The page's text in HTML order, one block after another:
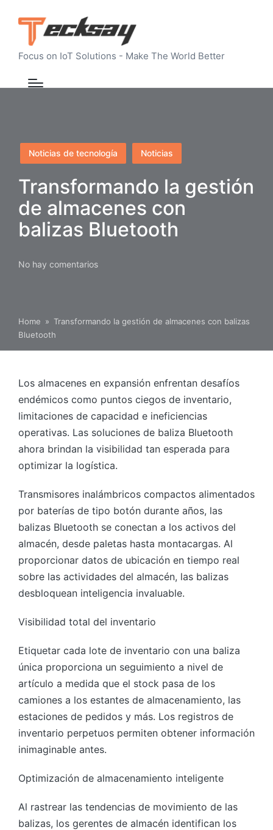
Focus on IoT Solutions - Make The World Better
Publicado
en
Noticias de tecnología Noticias
Transformando la gestión
de almacenes con
balizas Bluetooth
No hay comentarios
Home » Transformando la gestión de almacenes con balizas
Bluetooth
Los almacenes en expansión enfrentan desafíos
endémicos como puntos ciegos de inventario,
limitaciones de capacidad e ineficiencias
operativas. Las soluciones de baliza Bluetooth
ahora brindan la visibilidad tan esperada para
optimizar la logística.
Transmisores inalámbricos compactos alimentados
por baterías de tipo botón durante años, las
balizas Bluetooth se conectan a los activos del
almacén, desde paletas hasta montacargas. Al
proporcionar datos de ubicación en tiempo real
sobre las actividades del almacén, las balizas
desbloquean inteligencia invaluable.
Visibilidad total del inventario
Etiquetar cada lote de inventario con una baliza
única proporciona un seguimiento a nivel de
artículo a medida que el stock pasa de los
camiones a los estantes de almacenamiento, las
estaciones de pedidos y más. Los registros de
inventario perpetuos permiten obtener información
inimaginable antes.
Optimización de almacenamiento inteligente
Al rastrear las tendencias de movimiento de las
balizas, los gerentes de almacén identifican los